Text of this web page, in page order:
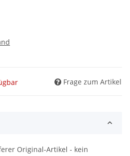
Frage zum Artikel
Original-Artikel - kein